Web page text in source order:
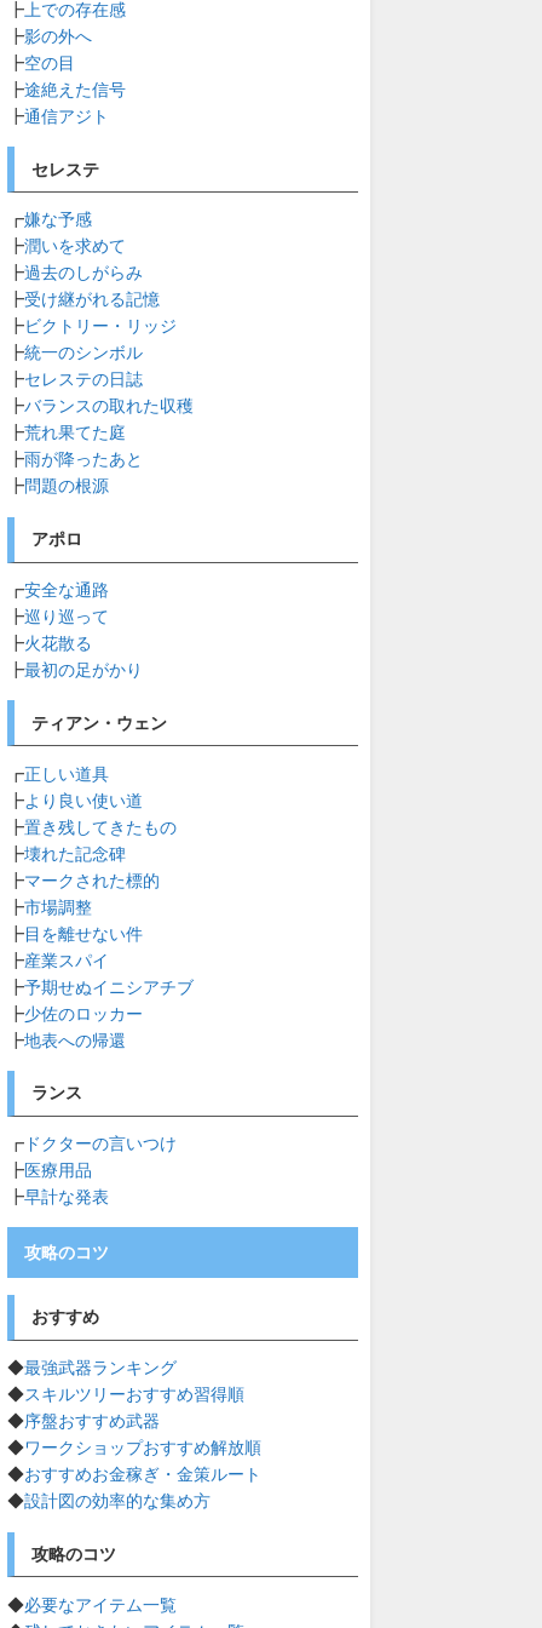
┣ 上での存在感
┣影の外へ
┣空の目
┣途絶えた信号
┣通信アジト
セレステ
┏嫌な予感
┣潤いを求めて
┣過去のしがらみ
┣受け継がれる記憶
┣ビクトリー・リッジ
┣統一のシンボル
┣セレステの日誌
┣バランスの取れた収穫
┣荒れ果てた庭
┣雨が降ったあと
┣問題の根源
アポロ
┏安全な通路
┣巡り巡って
┣火花散る
┣最初の足がかり
ティアン・ウェン
┏正しい道具
┣ より良い使い道
┣置き残してきたもの
┣壊れた記念碑
┣マークされた標的
┣市場調整
┣目を離せない件
┣産業スパイ
┣予期せぬイニシアチブ
┣少佐のロッカー
┣地表への帰還
ランス
┏ ドクターの言いつけ
┣ 医療用品
┣早計な発表
攻略のコツ
おすすめ
◆最強武器ランキング
◆スキルツリーおすすめ習得順
◆序盤おすすめ武器
◆ワークショップおすすめ解放順
◆おすすめお金稼ぎ・金策ルート
◆設計図の効率的な集め方
攻略のコツ
◆必要なアイテム一覧